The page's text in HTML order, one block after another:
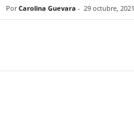
Por Carolina Guevara - 29 octubre, 2021